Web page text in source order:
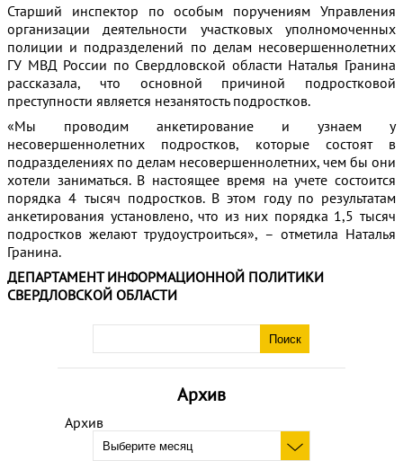
Архив
Архив
Старший инспектор по особым поручениям Управления
организации деятельности участковых уполномоченных
полиции и подразделений по делам несовершеннолетних
ГУ МВД России по Свердловской области Наталья Гранина
рассказала, что основной причиной подростковой
преступности является незанятость подростков.
«Мы проводим анкетирование и узнаем у
несовершеннолетних подростков, которые состоят в
подразделениях по делам несовершеннолетних, чем бы они
хотели заниматься. В настоящее время на учете состоится
порядка 4 тысяч подростков. В этом году по результатам
анкетирования установлено, что из них порядка 1,5 тысяч
подростков желают трудоустроиться», – отметила Наталья
Гранина.
ДЕПАРТАМЕНТ ИНФОРМАЦИОННОЙ ПОЛИТИКИ
СВЕРДЛОВСКОЙ ОБЛАСТИ